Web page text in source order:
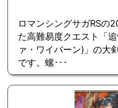
ロマンシングサガRSの
た高難易度クエスト「
ァ・ワイバーン)」の大
です。螺･･･